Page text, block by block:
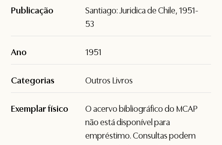
Publicação
Santiago: Juridica de Chile, 1951-
53
Ano 1951
Categorias Outros Livros
Exemplar físico
O acervo bibliográfico do MCAP
não está disponível para
empréstimo. Consultas podem